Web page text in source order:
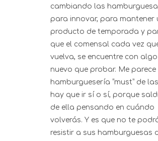
cambiando las
para innovar, para mantener
producto de temporada y
que el comensal cada vez
vuelva, se encuentre con algo
nuevo que probar. Me parece
hamburguesería “must” de
hay que ir sí o sí, porque
de ella pensando en cuándo
volverás. Y es que no te
resistir a sus hamburguesas